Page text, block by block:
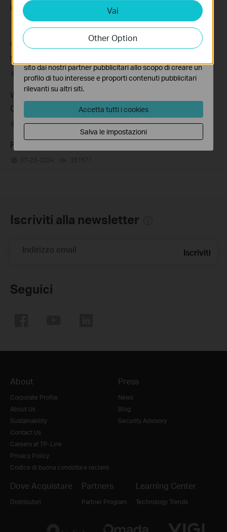
Unmanaged Switch?
07-17-2026 415708views
What Can I Do If My PC Is Not Working When Connected
to a TP-Link Unmanaged Switch?
views
What Can I Do If My PC Has Slow Network Speed When
Connected to an Unmanaged Switch?
07-16-2026 359119views
Frequently asked questions about Unmanaged Switch
07-23-2024 351571
Iscriviti alla newsletter
Indirizzo email Iscriviti
Seguici
About
Corporate Profile
About Us
Sustainability
Contact Us
Careers at TP-Link
Privacy Policy
Codice di buona condotta e reclami
Press
News
Blog
Security Advisory
Dove Acquistare
Distributori
Partners
Partner Program
Learning Center
Technology Trends
Vai
Other Option
Analytics e Marketing Cookies
I cookies analitici ci permettono di analizzare le tue
attività sul nostro sito allo scopo di migliorarne le
funzionalità.
sito dai nostri partner pubblicitari allo scopo di creare un
profilo di tuo interesse e proporti contenuti pubblicitari
rilevanti su altri siti.
Accetta tutti i cookies
Salva le impostazioni